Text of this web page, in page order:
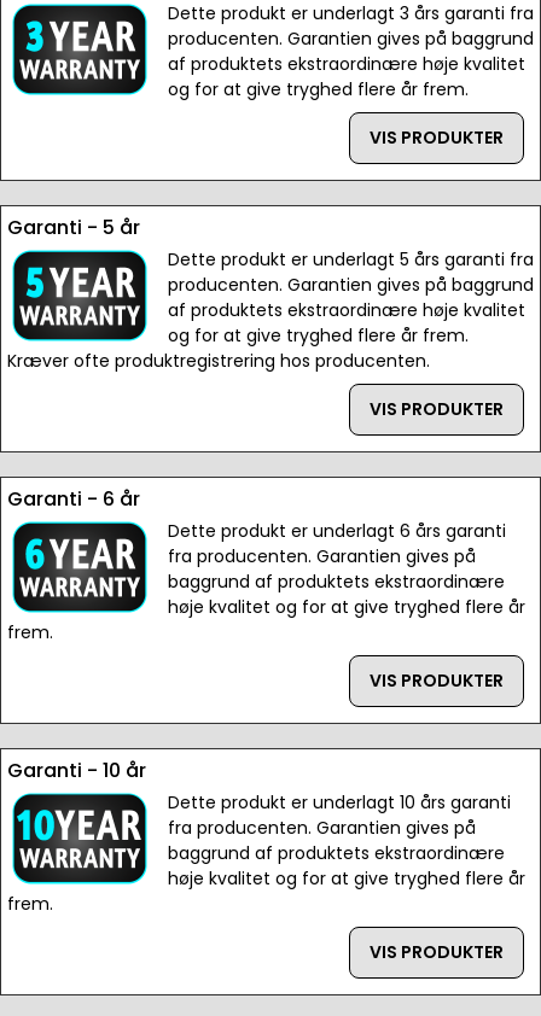
Dette produkt er underlagt 3 års garanti fra
producenten. Garantien gives på baggrund
af produktets ekstraordinære høje kvalitet
og for at give tryghed flere år frem.
VIS PRODUKTER
Garanti - 5 år
Dette produkt er underlagt 5 års garanti fra
producenten. Garantien gives på baggrund
af produktets ekstraordinære høje kvalitet
og for at give tryghed flere år frem.
Kræver ofte produktregistrering hos producenten.
VIS PRODUKTER
Garanti - 6 år
Dette produkt er underlagt 6 års garanti
fra producenten. Garantien gives på
baggrund af produktets ekstraordinære
høje kvalitet og for at give tryghed flere år
frem.
VIS PRODUKTER
Garanti - 10 år
Dette produkt er underlagt 10 års garanti
fra producenten. Garantien gives på
baggrund af produktets ekstraordinære
høje kvalitet og for at give tryghed flere år
frem.
VIS PRODUKTER